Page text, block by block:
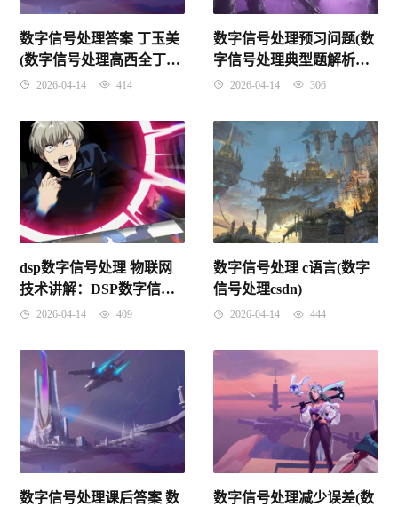
数字信号处理答案 丁玉美
(数字信号处理高西全丁玉
美课后答案)
2026-04-14 414
数字信号处理预习问题(数
字信号处理典型题解析及
自测试题)
2026-04-14 306
dsp数字信号处理 物联网
技术讲解：DSP数字信号
处理技术
2026-04-14 409
数字信号处理 c语言(数字
信号处理csdn)
2026-04-14 444
数字信号处理课后答案 数
数字信号处理减少误差(数